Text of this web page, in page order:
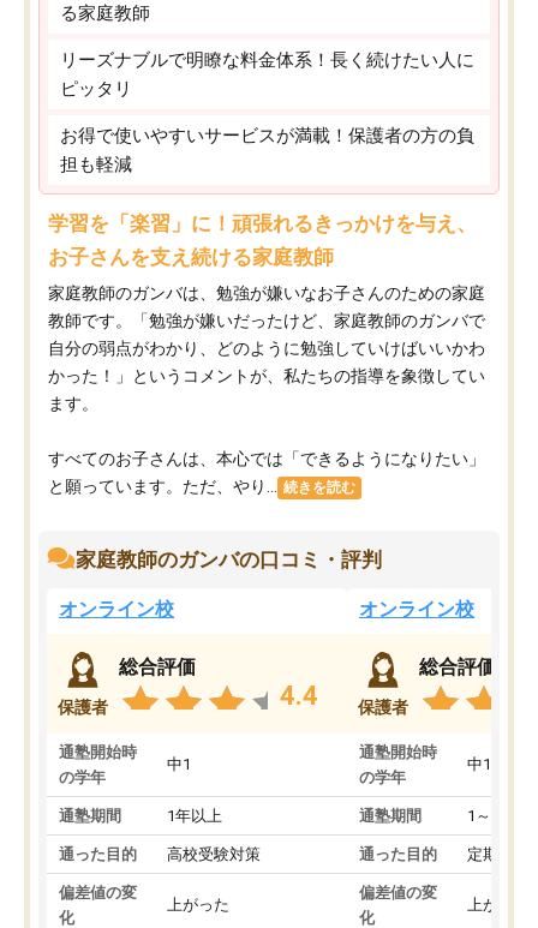
る家庭教師
リーズナブルで明瞭な料金体系！長く続けたい人に
ピッタリ
お得で使いやすいサービスが満載！保護者の方の負
担も軽減
学習を「楽習」に！頑張れるきっかけを与え、
お子さんを支え続ける家庭教師
家庭教師のガンバは、勉強が嫌いなお子さんのための家庭
教師です。「勉強が嫌いだったけど、家庭教師のガンバで
自分の弱点がわかり、どのように勉強していけばいいかわ
かった！」というコメントが、私たちの指導を象徴してい
ます。
すべてのお子さんは、本心では「できるようになりたい」
と願っています。ただ、やり...
続きを読む
家庭教師のガンバの口コミ・評判
オンライン校
保護者
総合評価
4.4
通塾開始時
の学年
中1
通塾期間 1年以上
通った目的 高校受験対策
偏差値の変
化
上がった
オンライン校
保護者
総合評価
通塾開始時
の学年
中1
通塾期間 1～3ヵ月
通った目的 定期テス
偏差値の変
化
上がった